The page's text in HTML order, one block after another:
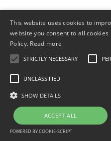
This website uses cookies to
website you consent to all
Policy. Read more
STRICTLY NECESSARY
UNCLASSIFIED
SHOW DETAILS
ACCEPT ALL
POWERED BY COOKIE-SCRIPT